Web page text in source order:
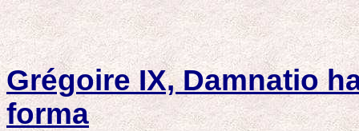
Grégoire IX, Damnatio
forma